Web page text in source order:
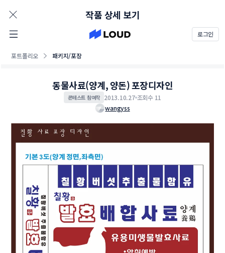
로그인
포트폴리오 패키지/포장
작품 상세 보기
동물사료(양계, 양돈) 포장디자인
콘테스트 참여작 2013.10.27 조회수 11
wangyss